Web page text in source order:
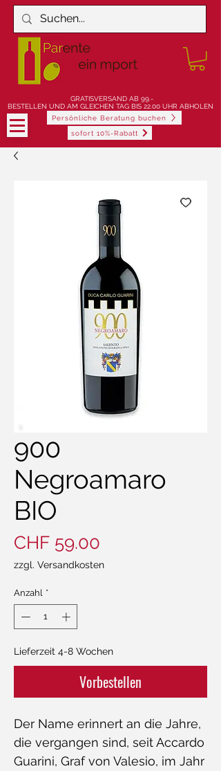
GRATISVERSAND AB 99.-
BESTELLEN UND AM GLEICHEN TAG BIS 22.00 UHR ABHOLEN
Persönliche Beratung buchen
sofort 10%-Rabatt
900
Negroamaro
BIO
CHF 59.00
zzgl. Versandkosten
Anzahl *
Lieferzeit 4-8 Wochen
Vorbestellen
Der Name erinnert an die Jahre,
die vergangen sind, seit Accardo
Guarini, Graf von Valesio, im Jahr